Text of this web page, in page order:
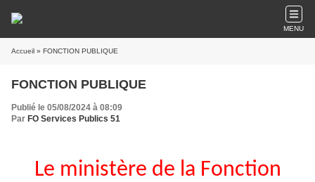
MENU
Accueil » FONCTION PUBLIQUE
FONCTION PUBLIQUE
Publié le 05/08/2024 à 08:09
Par FO Services Publics 51
Le ministère de la Fonction